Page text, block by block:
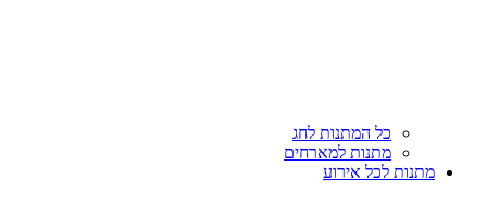
כל המתנות לחג
מתנות למארחים
מתנות לכל אירוע